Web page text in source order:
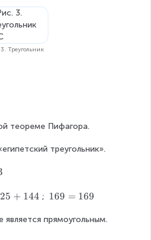
\
r
Треугольник
теореме Пифагора.
треугольник».
25 + 144 ; 1
9
169 = 169
прямоугольным.